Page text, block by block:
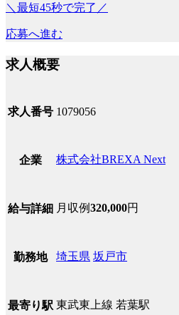
＼最短45秒で完了／
応募へ進む
求人概要
求人番号 1079056
企業 株式会社BREXA Next
給与詳細 月収例320,000円
勤務地 埼玉県 坂戸市
最寄り駅 東武東上線 若葉駅